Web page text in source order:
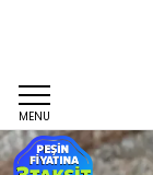
MENU